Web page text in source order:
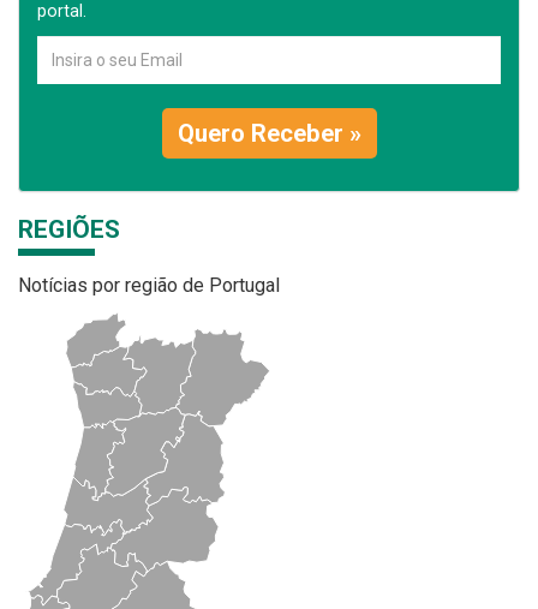
portal.
Quero Receber »
REGIÕES
Notícias por região de Portugal